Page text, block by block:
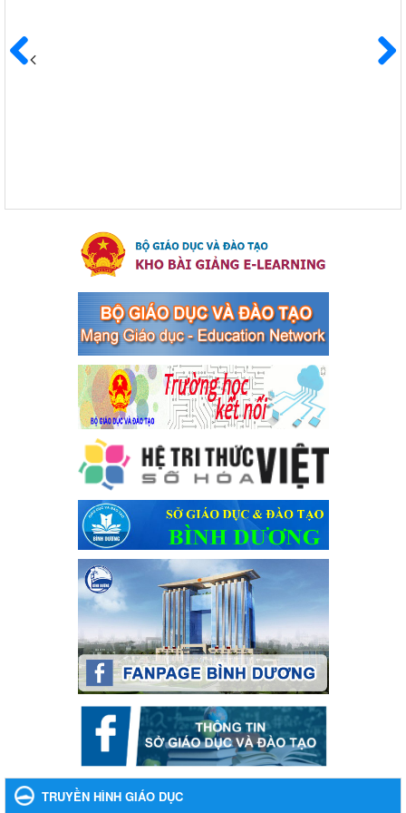
Kế hoạch Triển khai công tác tuyên truyền, đảm bảo trật tự,
an toàn giao thông năm 2024 tại các cơ sở giáo dục trên địa
của Thủ tướng Chính phủ về tăng cường phòng ngừa, đấu
tranh tội phạm, vi phạm pháp luật liên quan đến hoạt động
tổ chức đánh bạc và đánh bạc
Kế hoạch thực hiện Chỉ thị số 16/CT-TTg ngày 27/05/2023 của
phạm, vi phạm pháp luật liên quan đến hoạt động tổ chức đánh
bạc và đánh bạc
Ngày ban hành: 04/03/2024
Kế hoạch Tổ chức Hội trại truyền thống học sinh thị xã Bến
Cát Lần thứ VIII, năm học 2023-2024
Kế hoạch Tổ chức Hội trại truyền thống học sinh thị xã Bến Cát
Lần thứ VIII, năm học 2023-2024
Ngày ban hành: 28/12/2023
Phối hợp rà soát nhu cầu tiêm vắc xin phòng Covid 19
Phối hợp rà soát nhu cầu tiêm vắc xin phòng Covid 19
Ngày ban hành: 22/11/2023
Phát động, triển khai Cuộc thi " An toàn giao thông cho nụ
cười ngày mai" dành cho học sinh và giáo viên trung học
năm học 2023-2024
Phát động, triển khai Cuộc thi " An toàn giao thông cho nụ cười
ngày mai" dành cho học sinh và giáo viên trung học năm học
Ngày ban hành: 22/11/2023
Nhắc nhỡ thực hiện thanh toán không dùng tiền mặt các
khoản thu trong nhà trường năm học 2023-2024 và các năm
Nhắc nhỡ thực hiện thanh toán không dùng tiền mặt các khoản
thu trong nhà trường năm học 2023-2024 và các năm tiếp theo
Ngày ban hành: 27/09/2023
TRUYỀN HÌNH GIÁO DỤC